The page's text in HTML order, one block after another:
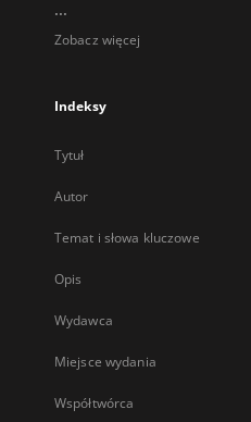
...
Zobacz więcej
Indeksy
Tytuł
Autor
Temat i słowa kluczowe
Opis
Wydawca
Miejsce wydania
Współtwórca